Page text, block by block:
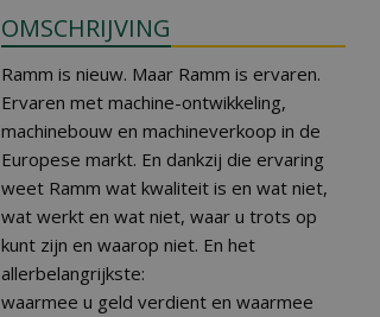
OMSCHRIJVING
Ramm is nieuw. Maar Ramm is ervaren.
Ervaren met machine-ontwikkeling,
machinebouw en machineverkoop in de
Europese markt. En dankzij die ervaring
weet Ramm wat kwaliteit is en wat niet,
wat werkt en wat niet, waar u trots op
kunt zijn en waarop niet. En het
allerbelangrijkste:
waarmee u geld verdient en waarmee